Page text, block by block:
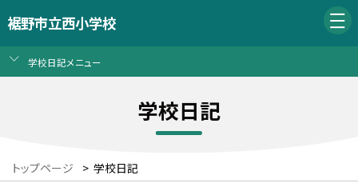
裾野市立西小学校
学校日記メニュー
学校日記
トップページ > 学校日記